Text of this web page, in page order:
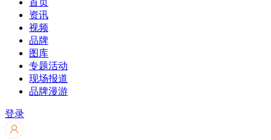
首页
资讯
视频
品牌
图库
专题活动
现场报道
品牌漫游
登录